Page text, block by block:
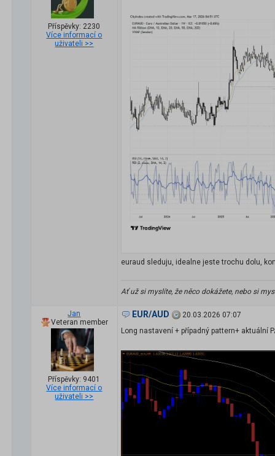
Příspěvky: 2230
Více informací o
uživateli >>
euraud sleduju, idealne jeste trochu dolu,
Ať už si myslíte, že něco dokážete, nebo si
Jan
Veteran member
Příspěvky: 9401
Více informací o
uživateli >>
EUR/AUD
20.03.2026 07:07
Long nastavení + případný pattern+ aktuální